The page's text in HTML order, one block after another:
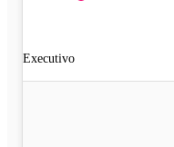
Executivo